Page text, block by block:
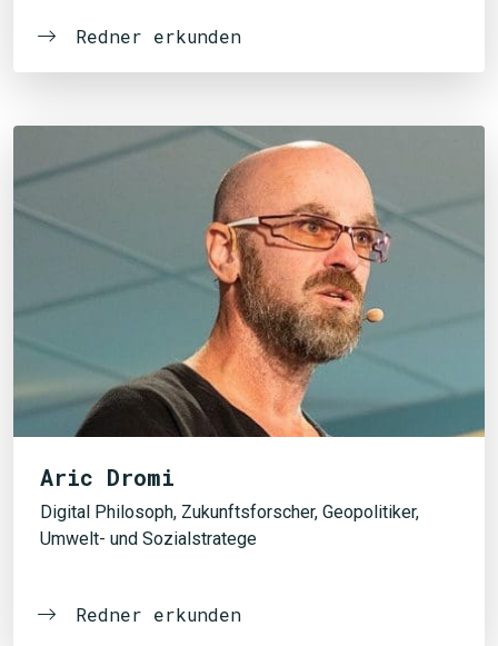
Redner erkunden
Aric Dromi
Digital Philosoph, Zukunftsforscher, Geopolitiker,
Umwelt- und Sozialstratege
Redner erkunden